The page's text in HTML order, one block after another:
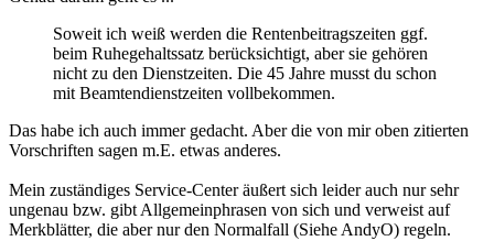
Soweit ich weiß werden die Rentenbeitragszeiten ggf.
beim Ruhegehaltssatz berücksichtigt, aber sie gehören
nicht zu den Dienstzeiten. Die 45 Jahre musst du schon
mit Beamtendienstzeiten vollbekommen.
Das habe ich auch immer gedacht. Aber die von mir oben zitierten
Vorschriften sagen m.E. etwas anderes.
Mein zuständiges Service-Center äußert sich leider auch nur sehr
ungenau bzw. gibt Allgemeinphrasen von sich und verweist auf
Merkblätter, die aber nur den Normalfall (Siehe AndyO) regeln.